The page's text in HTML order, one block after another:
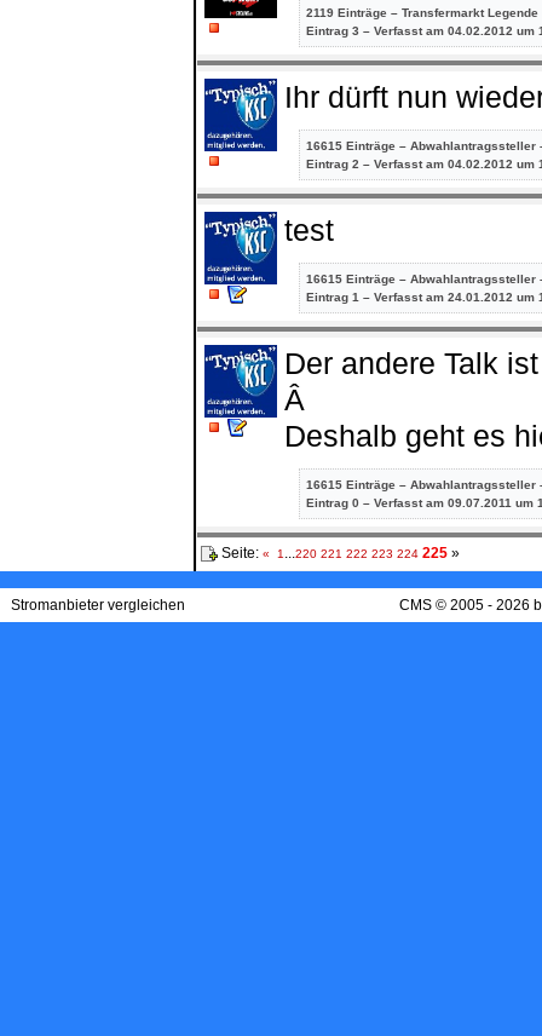
2119 Einträge – Transfermarkt
Eintrag 3 – Verfasst am 04.02.2012 um
Ihr dürft nun
16615 Einträge – Abwahlantragssteller
Eintrag 2 – Verfasst am 04.02.2012 um
test
16615 Einträge – Abwahlantragssteller
Eintrag 1 – Verfasst am 24.01.2012 um
Der andere Talk
Â
Deshalb geht es
16615 Einträge – Abwahlantragssteller
Eintrag 0 – Verfasst am 09.07.2011 um
Seite: « 1 ...220 221 222 223 224 225 »
Stromanbieter vergleichen CMS © 2005 - 2026